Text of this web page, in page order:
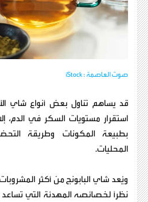
صوت العاصمة : iStock
قد يساهم تناول بعض أنواع شاي
استقرار مستويات السكر في الدم،
بطبيعة المكونات وطريقة
المحليات.
ويُعد شاي البابونج من أكثر
نظرًا لخصائصه المهدئة التي